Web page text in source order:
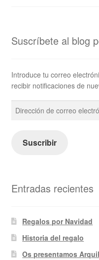
Suscríbete al blog
Introduce tu correo
recibir notificaciones de
Dirección
de
electrónico
Suscribir
Entradas recientes
Regalos por Navidad
Historia del regalo
Os presentamos